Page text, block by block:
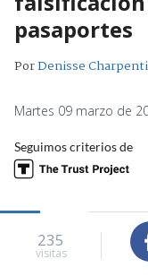
pasaportes
PorDenisse
Martes 09 marzo de
Seguimos criterios de
235
visitas